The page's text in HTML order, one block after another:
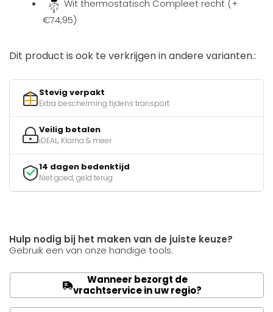
Wit thermostatisch Compleet recht (+
€74,95)
Dit product is ook te verkrijgen in andere varianten.:
Stevig verpakt
Extra bescherming tijdens transport
Veilig betalen
iDEAL, Klarna & meer
14 dagen bedenktijd
Niet goed, geld terug
Hulp nodig bij het maken van de juiste keuze?
Gebruik een van onze handige tools.
Wanneer bezorgt de
vrachtservice in uw regio?